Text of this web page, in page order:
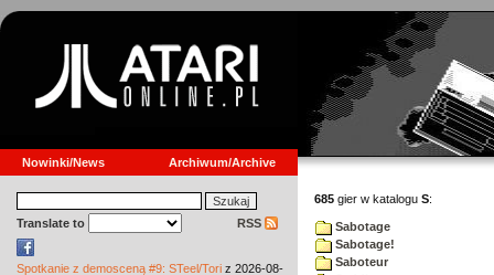
Nowinki/News Archiwum/Archive
Translate to RSS
Spotkanie z demosceną #9: STeel/Tori z 2026-08-
685 gier w katalogu S:
Sabotage
Sabotage!
Saboteur